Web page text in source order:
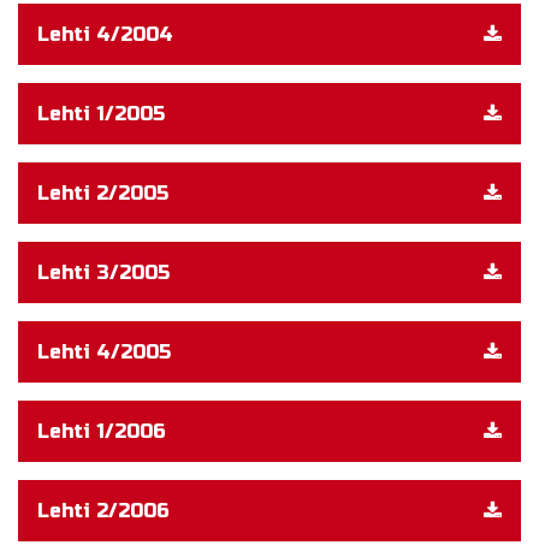
Lehti 4/2004
Lehti 1/2005
Lehti 2/2005
Lehti 3/2005
Lehti 4/2005
Lehti 1/2006
Lehti 2/2006